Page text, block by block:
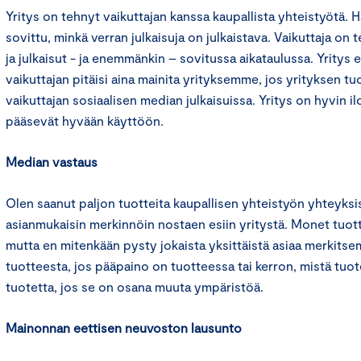
Yritys on tehnyt vaikuttajan kanssa kaupallista yhteistyötä.
sovittu, minkä verran julkaisuja on julkaistava. Vaikuttaja on
ja julkaisut - ja enemmänkin – sovitussa aikataulussa. Yritys
vaikuttajan pitäisi aina mainita yrityksemme, jos yrityksen
vaikuttajan sosiaalisen median julkaisuissa. Yritys on hyvin
pääsevät hyvään käyttöön.
Median vastaus
Olen saanut paljon tuotteita kaupallisen yhteistyön
asianmukaisin merkinnöin nostaen esiin yritystä. Monet
mutta en mitenkään pysty jokaista yksittäistä asiaa
tuotteesta, jos pääpaino on tuotteessa tai kerron, mistä
tuotetta, jos se on osana muuta ympäristöä.
Mainonnan eettisen neuvoston lausunto